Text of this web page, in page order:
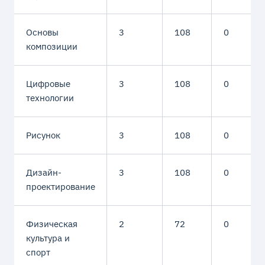
Основы
композиции
3 108 0
Цифровые
технологии
3 108 0
Рисунок 3 108 0
Дизайн-
проектирование
3 108 0
Физическая
культура и
спорт
2 72 0